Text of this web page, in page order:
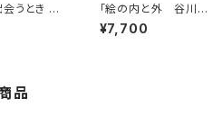
うとき 谷
界を描く
リーゴト
「絵の内と外 谷川俊
太郎の世界を描く」出版
記念コンサートDVD
¥7,700
品